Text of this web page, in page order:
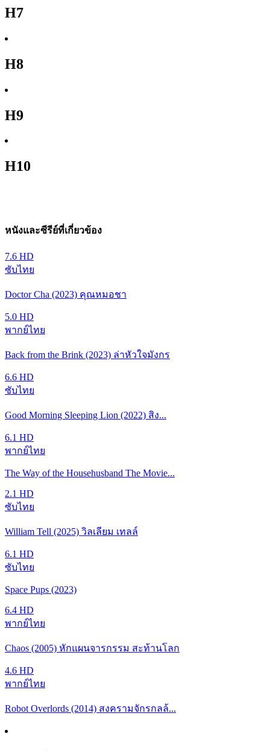
H7
H8
H9
H10
หนังและซีรีย์ที่เกี่ยวข้อง
7.6 HD
ซับไทย
Doctor Cha (2023) คุณหมอชา
5.0 HD
พากย์ไทย
Back from the Brink (2023) ล่าหัวใจมังกร
6.6 HD
ซับไทย
Good Morning Sleeping Lion (2022) สิง...
6.1 HD
พากย์ไทย
The Way of the Househusband The Movie...
2.1 HD
ซับไทย
William Tell (2025) วิลเลียม เทลล์
6.1 HD
ซับไทย
Space Pups (2023)
6.4 HD
พากย์ไทย
Chaos (2005) หักแผนจารกรรม สะท้านโลก
4.6 HD
พากย์ไทย
Robot Overlords (2014) สงครามจักรกลล้...